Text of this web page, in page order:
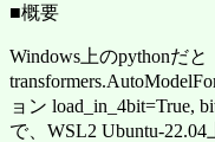
■概要
Windows上のpythonだと
ョン load_in_4bit=True,
で、WSL2 Ubuntu-22.04